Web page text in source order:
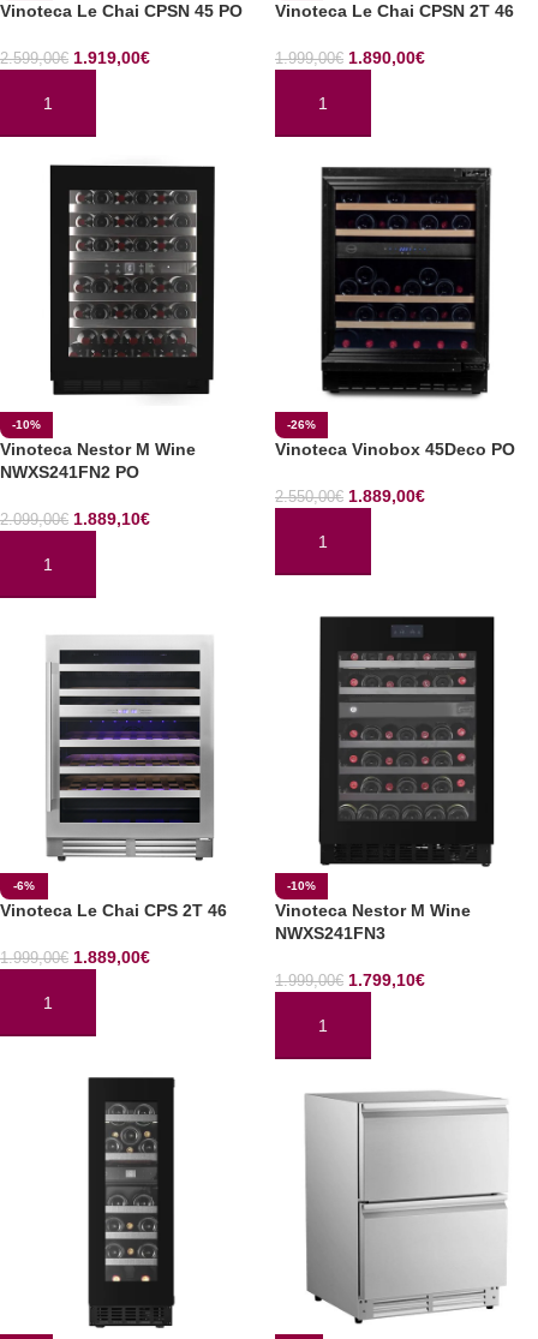
Vinoteca Le Chai CPSN 45 PO
2.599,00€ 1.919,00€
AÑADIR AL CARRITO
Vinoteca Le Chai CPSN 2T 46
1.999,00€ 1.890,00€
AÑADIR AL CARRITO
-10%
Vinoteca Nestor M Wine
NWXS241FN2 PO
2.099,00€ 1.889,10€
AÑADIR AL CARRITO
-26%
Vinoteca Vinobox 45Deco PO
2.550,00€ 1.889,00€
AÑADIR AL CARRITO
-6%
Vinoteca Le Chai CPS 2T 46
1.999,00€ 1.889,00€
AÑADIR AL CARRITO
-10%
Vinoteca Nestor M Wine
NWXS241FN3
1.999,00€ 1.799,10€
AÑADIR AL CARRITO